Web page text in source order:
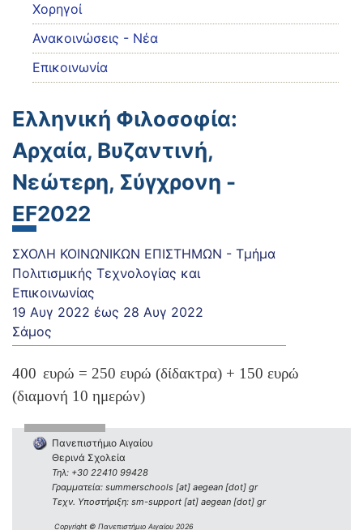
Χορηγοί
Ανακοινώσεις - Νέα
Επικοινωνία
Ελληνική Φιλοσοφία:
Αρχαία, Βυζαντινή,
Νεώτερη, Σύγχρονη -
EF2022
ΣΧΟΛΗ ΚΟΙΝΩΝΙΚΩΝ ΕΠΙΣΤΗΜΩΝ - Τμήμα
Πολιτισμικής Τεχνολογίας και
Επικοινωνίας
19 Αυγ 2022 έως 28 Αυγ 2022
Σάμος
400 ευρώ = 250 ευρώ (δίδακτρα) + 150 ευρώ
(διαμονή 10 ημερών)
Πανεπιστήμιο Αιγαίου
Θερινά Σχολεία
Τηλ: +30 22410 99428
Γραμματεία: summerschools [at] aegean [dot] gr
Τεχν. Υποστήριξη: sm-support [at] aegean [dot] gr
Copyright © Πανεπιστήμιο Αιγαίου 2026